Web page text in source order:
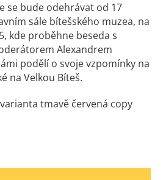
se bude odehrávat od 17
sále bítešského muzea, na
kde proběhne beseda s
Alexandrem
podělí o svoje vzpomínky na
na Velkou Bíteš.